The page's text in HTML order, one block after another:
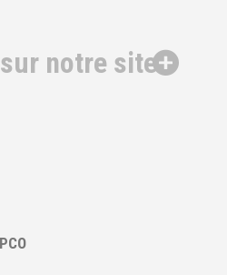
notre site